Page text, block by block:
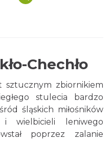
Chechło
sztucznym zbiornikiem
stulecia bardzo
śląskich miłośników
wielbicieli leniwego
poprzez zalanie